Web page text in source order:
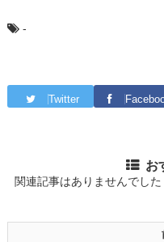
-
Twitter
お
関連記事はありませんでした